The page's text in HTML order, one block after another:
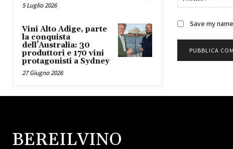
5 Luglio 2026
Vini Alto Adige, parte
la conquista
dell’Australia: 30
produttori e 170 vini
protagonisti a Sydney
27 Giugno 2026
Save my
BEREILVINO